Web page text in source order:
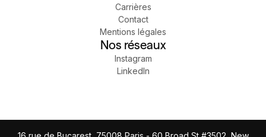
Carrières
Contact
Mentions légales
Nos réseaux
Instagram
LinkedIn